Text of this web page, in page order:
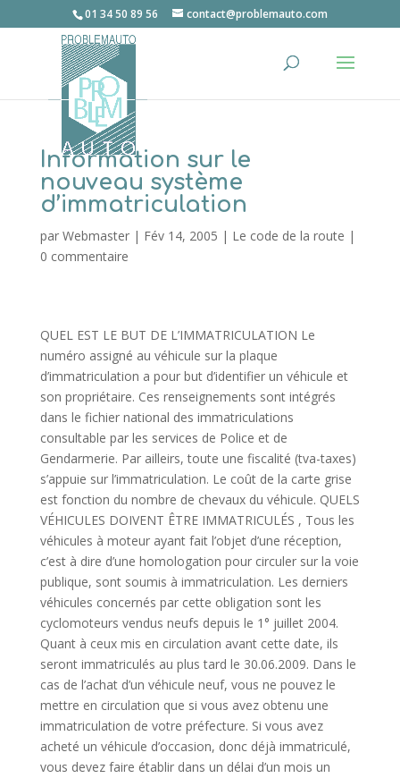
01 34 50 89 56 contact@problemauto.com
Information sur le
nouveau système
d’immatriculation
par Webmaster| Fév 14, 2005 | Le code de la route |
0 commentaire
QUEL EST LE BUT DE L’IMMATRICULATION Le
numéro assigné au véhicule sur la plaque
d’immatriculation a pour but d’identifier un véhicule et
son propriétaire. Ces renseignements sont intégrés
dans le fichier national des immatriculations
consultable par les services de Police et de
Gendarmerie. Par ailleirs, toute une fiscalité (tva-taxes)
s’appuie sur l’immatriculation. Le coût de la carte grise
est fonction du nombre de chevaux du véhicule. QUELS
VÉHICULES DOIVENT ÊTRE IMMATRICULÉS , Tous les
véhicules à moteur ayant fait l’objet d’une réception,
c’est à dire d’une homologation pour circuler sur la voie
publique, sont soumis à immatriculation. Les derniers
véhicules concernés par cette obligation sont les
cyclomoteurs vendus neufs depuis le 1° juillet 2004.
Quant à ceux mis en circulation avant cette date, ils
seront immatriculés au plus tard le 30.06.2009. Dans le
cas de l’achat d’un véhicule neuf, vous ne pouvez le
mettre en circulation que si vous avez obtenu une
immatriculation de votre préfecture. Si vous avez
acheté un véhicule d’occasion, donc déjà immatriculé,
vous devez faire établir dans un délai d’un mois un